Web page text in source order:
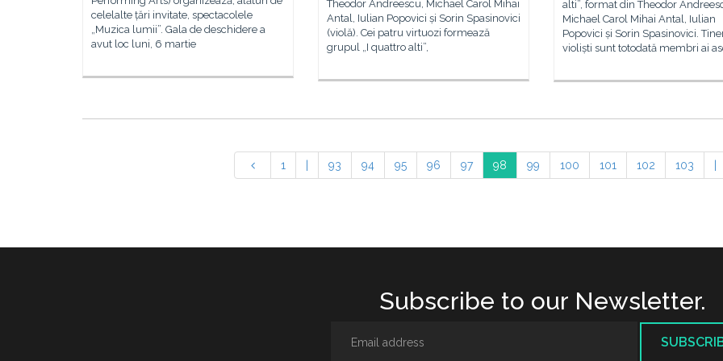
alti”, format din Theodor
Michael Carol Mihai Antal, Iulian
Popovici și Sorin Spasinovici.
violiști sunt totodată membri ai
celelalte țări invitate, spectacolele
„Muzica lumii”. Gala de deschidere a
avut loc luni, 6 martie
Theodor Andreescu, Michael Carol Mihai
Antal, Iulian Popovici și Sorin Spasinovici
(violă). Cei patru virtuozi formează
grupul „I quattro alti”,
1 93 94 95 96 97 98 99 100 101 102 103
Subscribe to our Newsletter.